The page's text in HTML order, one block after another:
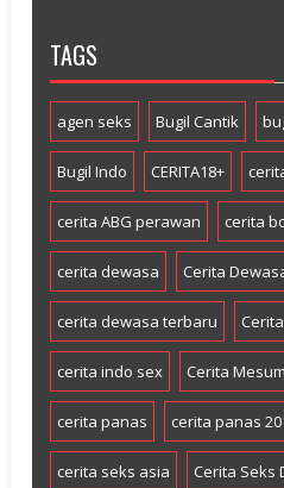
TAGS
agen seks Bugil Cantik
Bugil Indo CERITA18+
cerita ABG perawan cerita
cerita dewasa Cerita
cerita dewasa terbaru
cerita indo sex Cerita Mesum
cerita panas cerita panas
cerita seks asia Cerita Seks